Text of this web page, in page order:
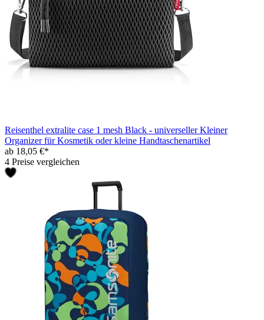
Reisenthel extralite case 1 mesh Black - universeller Kleiner
Organizer für Kosmetik oder kleine Handtaschenartikel
ab 18,05 €*
4 Preise vergleichen